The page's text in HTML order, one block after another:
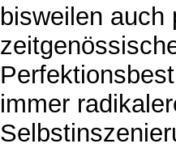
bisweilen auch
immer